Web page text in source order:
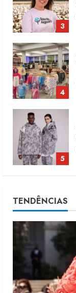
3
4
5
1
TENDÊNCIAS